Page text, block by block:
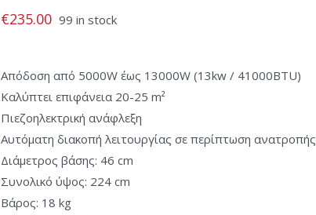
€235.00 99 in stock
Απόδοση από 5000W έως 13000W (13kw / 41000BTU)
Καλύπτει επιφάνεια 20-25 m²
Πιεζοηλεκτρική ανάφλεξη
Αυτόματη διακοπή λειτουργίας σε περίπτωση ανατροπής
Διάμετρος βάσης: 46 cm
Συνολικό ύψος: 224 cm
Βάρος: 18 kg